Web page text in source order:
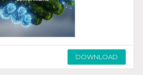
DOWNLOAD